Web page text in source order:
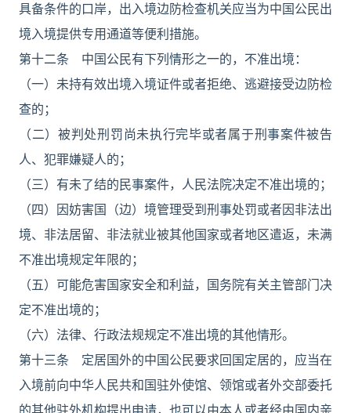
具备条件的口岸，出入境边防检查机关应当为中国公民出
境入境提供专用通道等便利措施。
第十二条 中国公民有下列情形之一的，不准出境：
（一）未持有效出境入境证件或者拒绝、逃避接受边防检
查的；
（二）被判处刑罚尚未执行完毕或者属于刑事案件被告
人、犯罪嫌疑人的；
（三）有未了结的民事案件，人民法院决定不准出境的；
（四）因妨害国（边）境管理受到刑事处罚或者因非法出
境、非法居留、非法就业被其他国家或者地区遣返，未满
不准出境规定年限的；
（五）可能危害国家安全和利益，国务院有关主管部门决
定不准出境的；
（六）法律、行政法规规定不准出境的其他情形。
第十三条 定居国外的中国公民要求回国定居的，应当在
入境前向中华人民共和国驻外使馆、领馆或者外交部委托
的其他驻外机构提出申请，也可以由本人或者经由国内亲